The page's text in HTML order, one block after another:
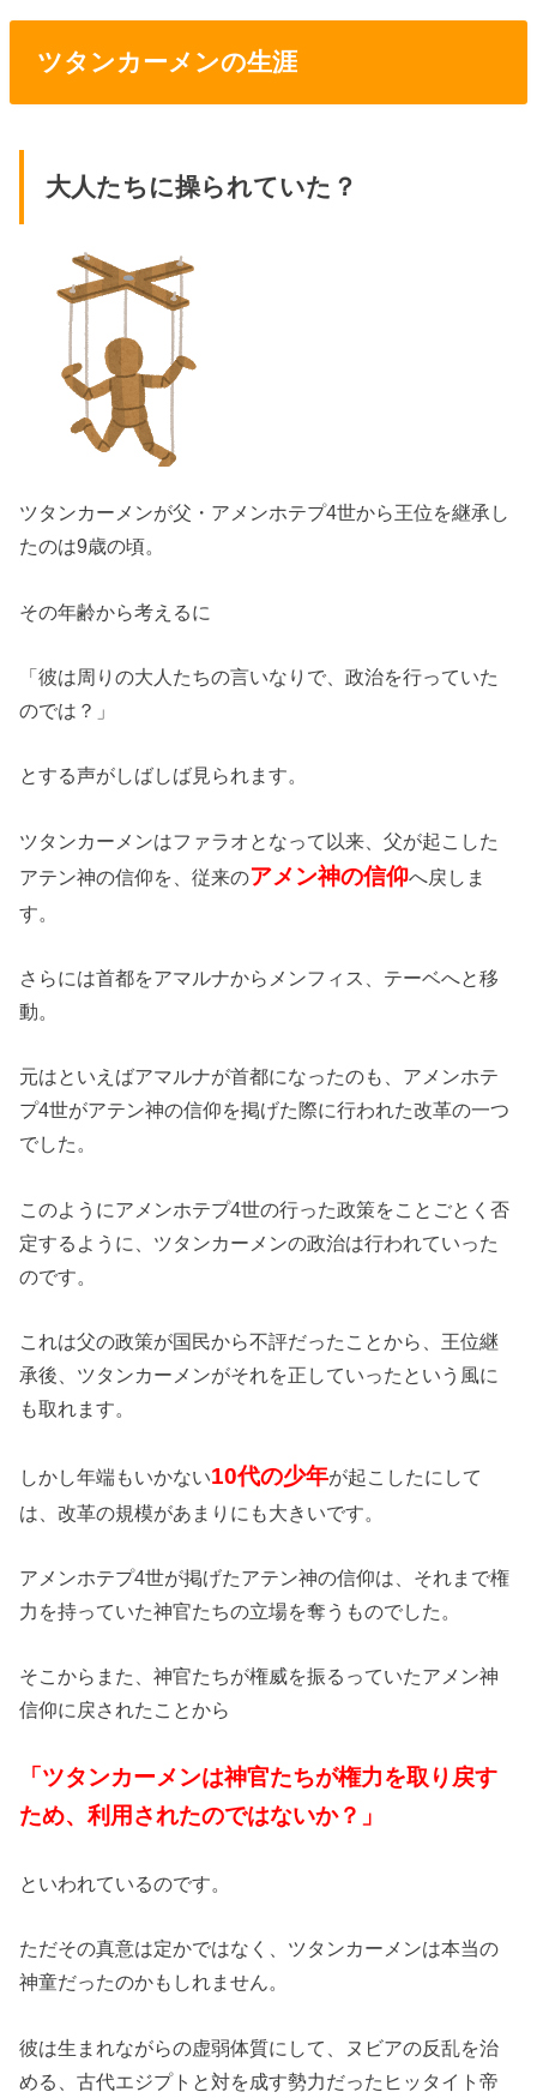
ツタンカーメンの生涯
大人たちに操られていた？
ツタンカーメンが父・アメンホテプ4世から王位を継承し
たのは9歳の頃。
その年齢から考えるに
「彼は周りの大人たちの言いなりで、政治を行っていた
のでは？」
とする声がしばしば見られます。
ツタンカーメンはファラオとなって以来、父が起こした
アテン神の信仰を、従来のアメン神の信仰へ戻しま
す。
さらには首都をアマルナからメンフィス、テーベへと移
動。
元はといえばアマルナが首都になったのも、アメンホテ
プ4世がアテン神の信仰を掲げた際に行われた改革の一つ
でした。
このようにアメンホテプ4世の行った政策をことごとく否
定するように、ツタンカーメンの政治は行われていった
のです。
これは父の政策が国民から不評だったことから、王位継
承後、ツタンカーメンがそれを正していったという風に
も取れます。
しかし年端もいかない10代の少年が起こしたにして
は、改革の規模があまりにも大きいです。
アメンホテプ4世が掲げたアテン神の信仰は、それまで権
力を持っていた神官たちの立場を奪うものでした。
そこからまた、神官たちが権威を振るっていたアメン神
信仰に戻されたことから
「ツタンカーメンは神官たちが権力を取り戻す
ため、利用されたのではないか？」
といわれているのです。
ただその真意は定かではなく、ツタンカーメンは本当の
神童だったのかもしれません。
彼は生まれながらの虚弱体質にして、ヌビアの反乱を治
める、古代エジプトと対を成す勢力だったヒッタイト帝